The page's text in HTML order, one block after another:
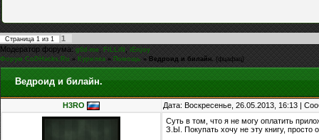
Страница 1 из 1
1
Модератор форума:g0d-me, FiLLiN,iEnjoy
Форум CoDHacks.Ru » Курилка » Помощь » Ведроид и билайн. (фцафац)
Ведроид и билайн.
H3RO Дата: Воскресенье, 26.05.2013, 16:13 |
Суть в том, что я не могу оплатить
З.Ы. Покупать хочу не эту книгу, просто